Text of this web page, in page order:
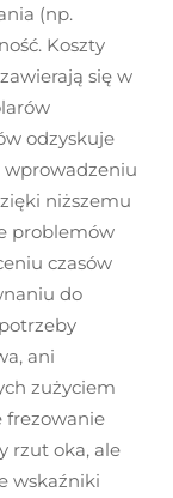
(np.
Koszty
się w
odzyskuje
wprowadzeniu
niższemu
problemów
czasów
do
ani
zużyciem
frezowanie
rzut oka, ale
wskaźniki